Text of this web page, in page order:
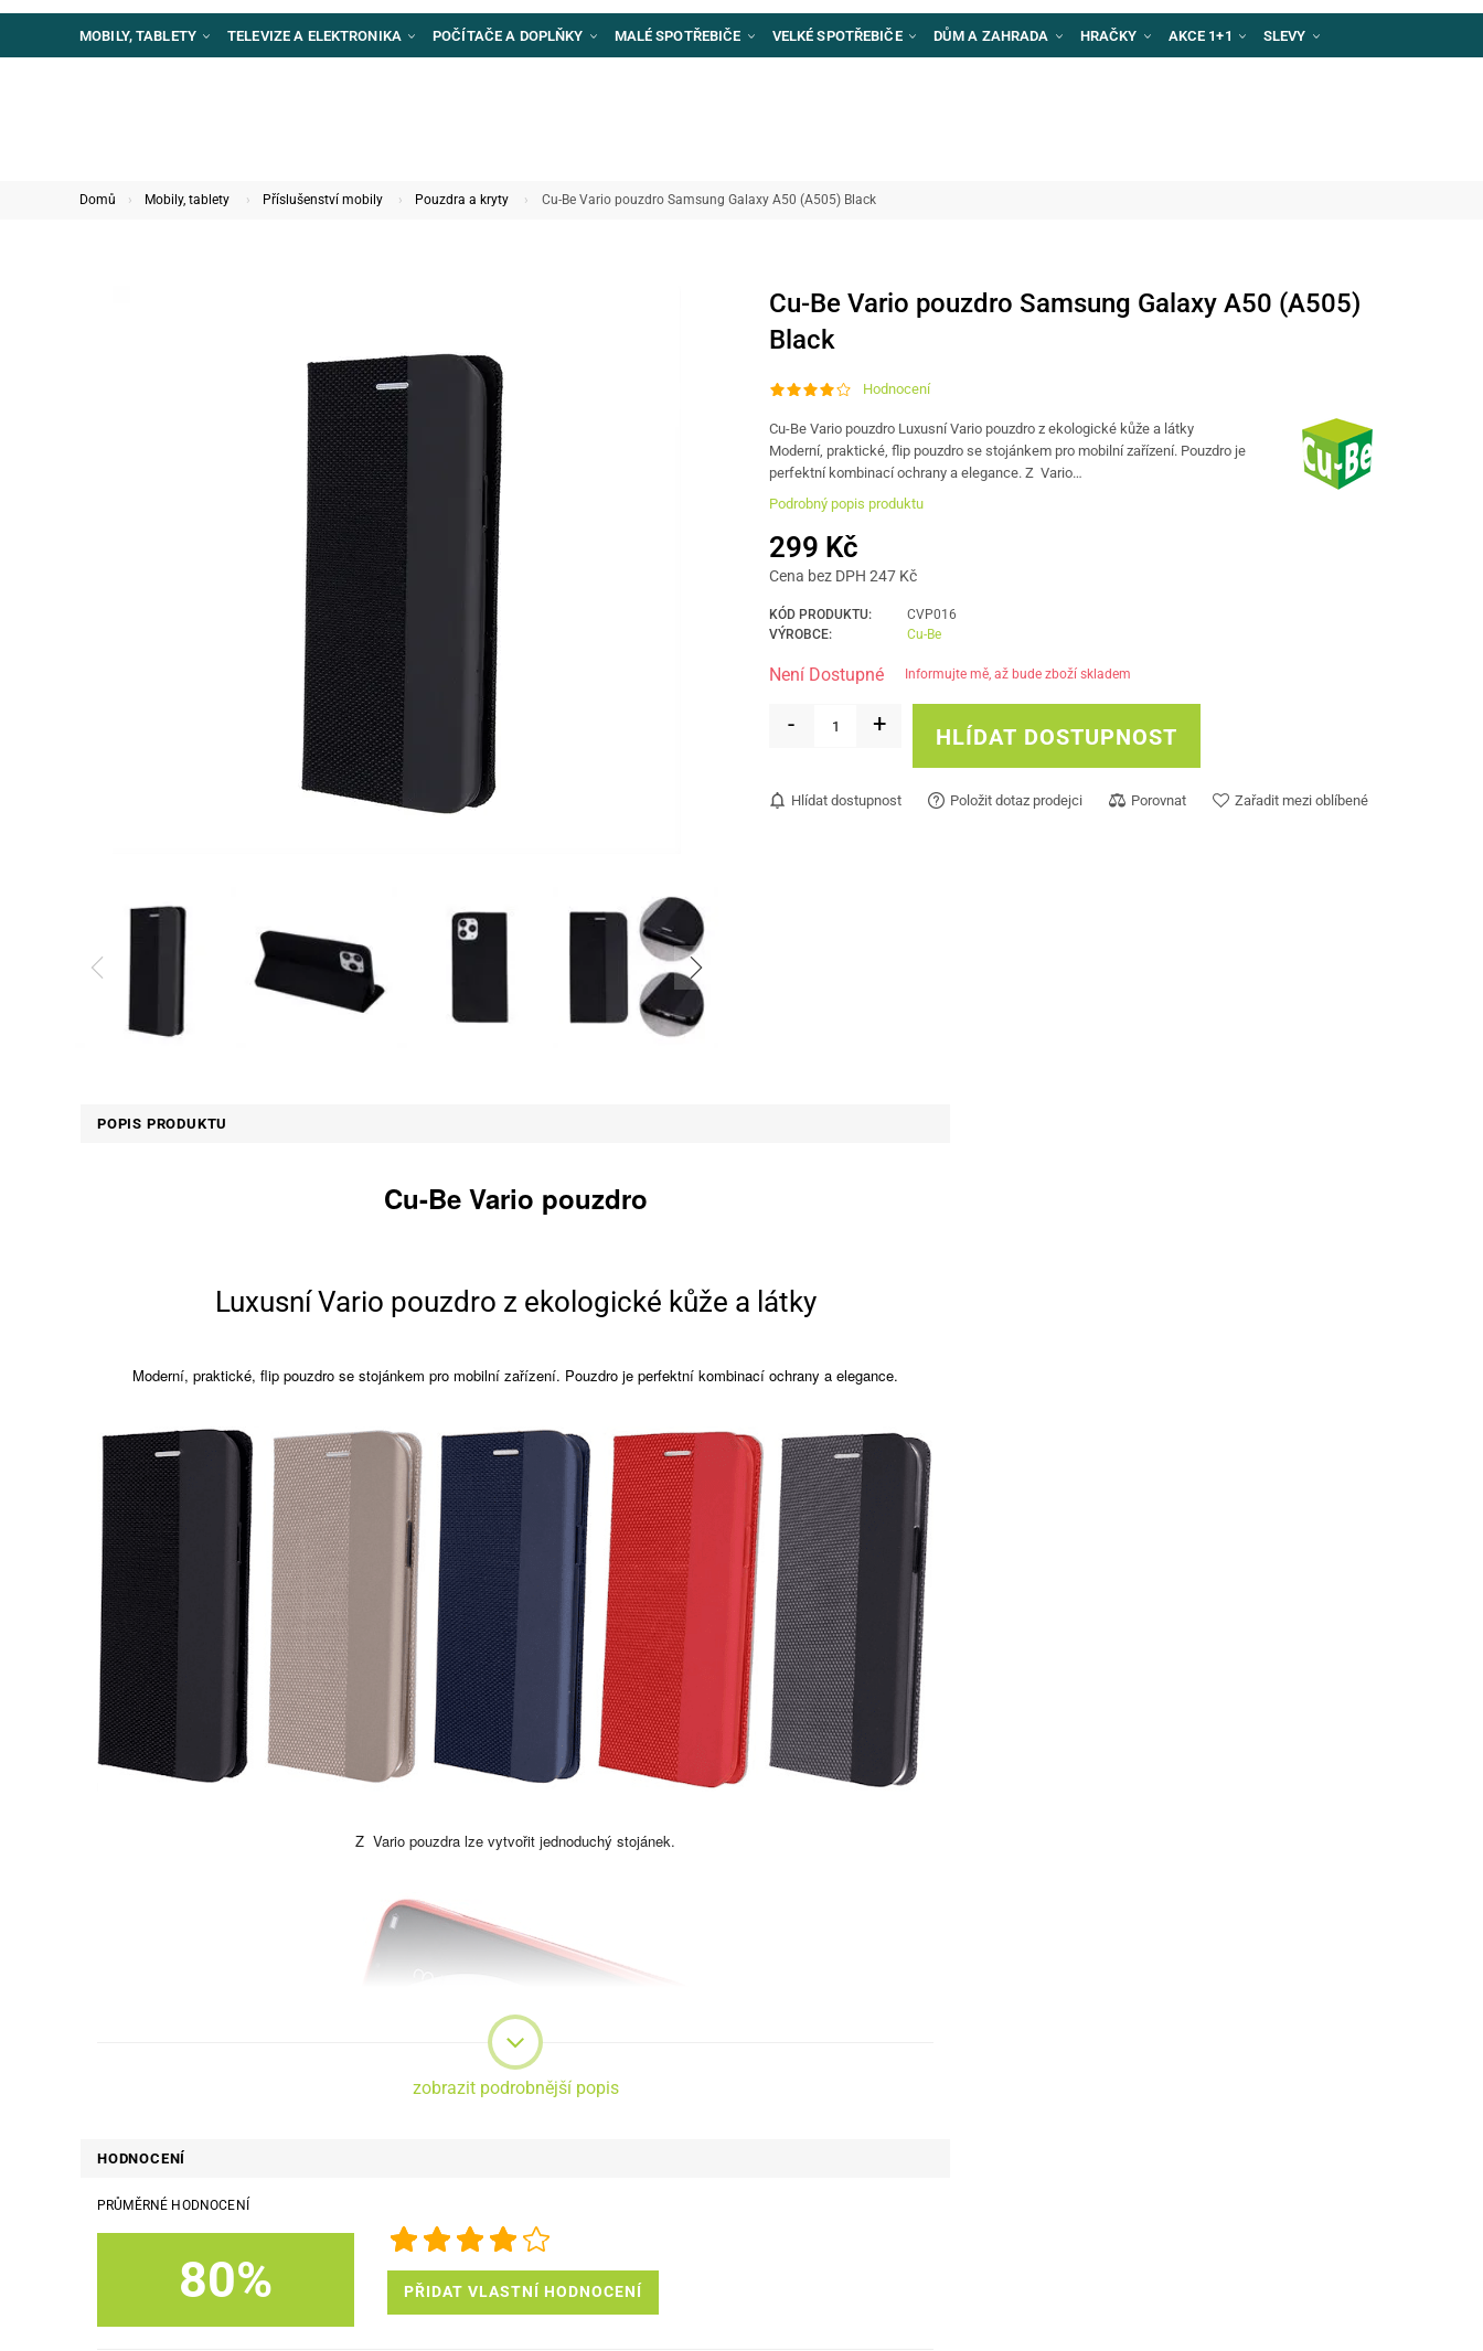
MOBILY, TABLETY TELEVIZE A ELEKTRONIKA POČÍTAČE A DOPLŇKY MALÉ SPOTŘEBIČE VELKÉ SPOTŘEBIČE DŮM A ZAHRADA HRAČKY AKCE 1+1 SLEVY
Domů Mobily, tablety Příslušenství mobily Pouzdra a kryty Cu-Be Vario pouzdro Samsung Galaxy A50 (A505) Black
Cu-Be Vario pouzdro Samsung Galaxy A50 (A505)
Black
Hodnocení
Cu-Be Vario pouzdro Luxusní Vario pouzdro z ekologické kůže a látky
Moderní, praktické, flip pouzdro se stojánkem pro mobilní zařízení. Pouzdro je
perfektní kombinací ochrany a elegance. Z Vario…
Podrobný popis produktu
299 Kč
Cena bez DPH 247 Kč
KÓD PRODUKTU:
CVP016
VÝROBCE:
Cu-Be
Není Dostupné informujte mě, až bude zboží skladem
- + HLÍDAT DOSTUPNOST
Hlídat dostupnost Položit dotaz prodejci Porovnat Zařadit mezi oblíbené
POPIS PRODUKTU
Cu-Be Vario pouzdro
Luxusní Vario pouzdro z ekologické kůže a látky
Moderní, praktické, flip pouzdro se stojánkem pro mobilní zařízení. Pouzdro je perfektní kombinací ochrany a elegance.
Z Vario pouzdra lze vytvořit jednoduchý stojánek.
Vario pouzdro je vyrobené z kvalitního ekologického materiálu je příjemné na dotek, díky jeho měkkému povrchu se příjemně drží
Pouzdro ochrání Vaše mobilní zařízení před poškozením či pádem.
zobrazit podrobnější popis
HODNOCENÍ
PRŮMĚRNÉ HODNOCENÍ
80% PŘIDAT VLASTNÍ HODNOCENÍ